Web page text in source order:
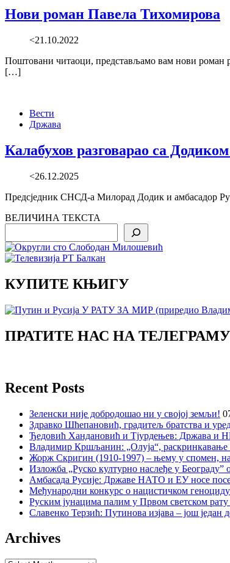
Нови роман Павела Тихомирова
<21.10.2022
Поштовани читаоци, представљамо вам нови
[…]
Вести
Држава
Калабухов разговарао са
<26.12.2025
Предсједник СНСД-а Милорад Додик и амбасадор
ВЕЛИЧИНА ТЕКСТА
КУПИТЕ КЊИГУ
ПРАТИТЕ НАС НА ТЕЛЕГРАМУ
Recent Posts
Зеленски није добродошао ни у својој земљи!
Здравко Шћепановић, градитељ братства и
Ђедовић Хандановић и Тјурдењев: Држава и
Владимир Кршљанин: „Олуја“, раскринкавање
Жорж Скригин (1910-1997) – њему у спомен,
Изложба „Руско културно наслеђе у Београду”
Амбасада Русије: Државе НАТО и ЕУ носе
Међународни конкурс о нацистичком
Руским јунацима палим у Првом светском
Славенко Терзић: Путинова изјава – још један
Archives